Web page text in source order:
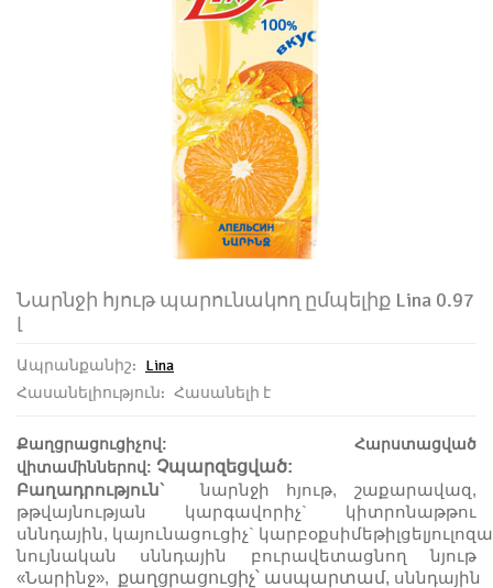
Նարնջի հյութ պարունակող ըմպելիք Lina 0.97
լ
Ապրանքանիշ: Lina
Հասանելիություն: Հասանելի է
Քաղցրացուցիչով: Հարստացված
վիտամիններով: Չպարզեցված:
Բաղադրություն`
նարնջի հյութ, շաքարավազ,
թթվայնության կարգավորիչ` կիտրոնաթթու
սննդային, կայունացուցիչ`
նույնական սննդային բուրավետացնող նյութ
«Նարինջ»,
քաղցրացուցիչ՝ ասպարտամ, սննդային